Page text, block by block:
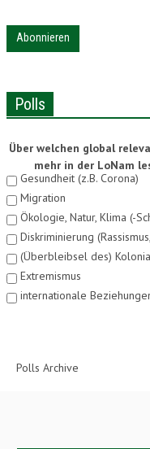
Polls
Über welchen global
mehr in der LoNam
Gesundheit (z.B. Corona)
Migration
Ökologie, Natur, Klima (-
Diskriminierung
(Überbleibsel des)
Extremismus
internationale
Polls Archive